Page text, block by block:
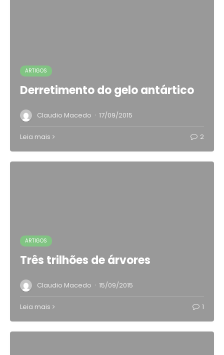
ARTIGOS
Derretimento do gelo antártico
Claudio Macedo · 17/09/2015
Leia mais 2
ARTIGOS
Três trilhões de árvores
Claudio Macedo · 15/09/2015
Leia mais 1